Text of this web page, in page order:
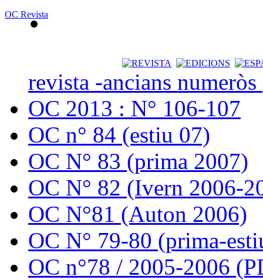
OC Revista
revista -ancians
OC 2013 : N° 106-107
OC n° 84 (estiu 07)
OC N° 83 (prima 2007)
OC N° 82 (Ivern 2006-
OC N°81 (Auton 2006)
OC N° 79-80 (prima-
OC n°78 / 2005-2006